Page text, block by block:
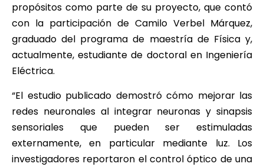
propósitos como parte de su proyecto, que contó
con la participación de Camilo Verbel Márquez,
graduado del programa de maestría de Física y,
actualmente, estudiante de doctoral en Ingeniería
Eléctrica.
“El estudio publicado demostró cómo mejorar las
redes neuronales al integrar neuronas y sinapsis
sensoriales que pueden ser estimuladas
externamente, en particular mediante luz. Los
investigadores reportaron el control óptico de una